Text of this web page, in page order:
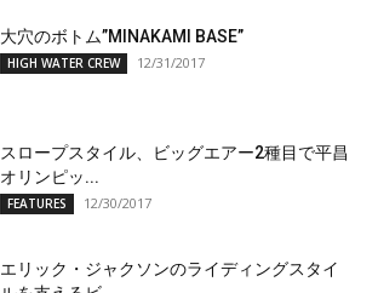
大穴のボトム”MINAKAMI BASE”
HIGH WATER CREW 12/31/2017
スロープスタイル、ビッグエアー2種目で平昌
オリンピッ...
FEATURES 12/30/2017
エリック・ジャクソンのライディングスタイ